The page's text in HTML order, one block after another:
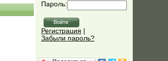
Пароль:
Регистрация
Забыли пароль?